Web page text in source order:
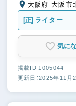
[正] ライター
気に
掲載ID 1005044
更新日：2025年11月